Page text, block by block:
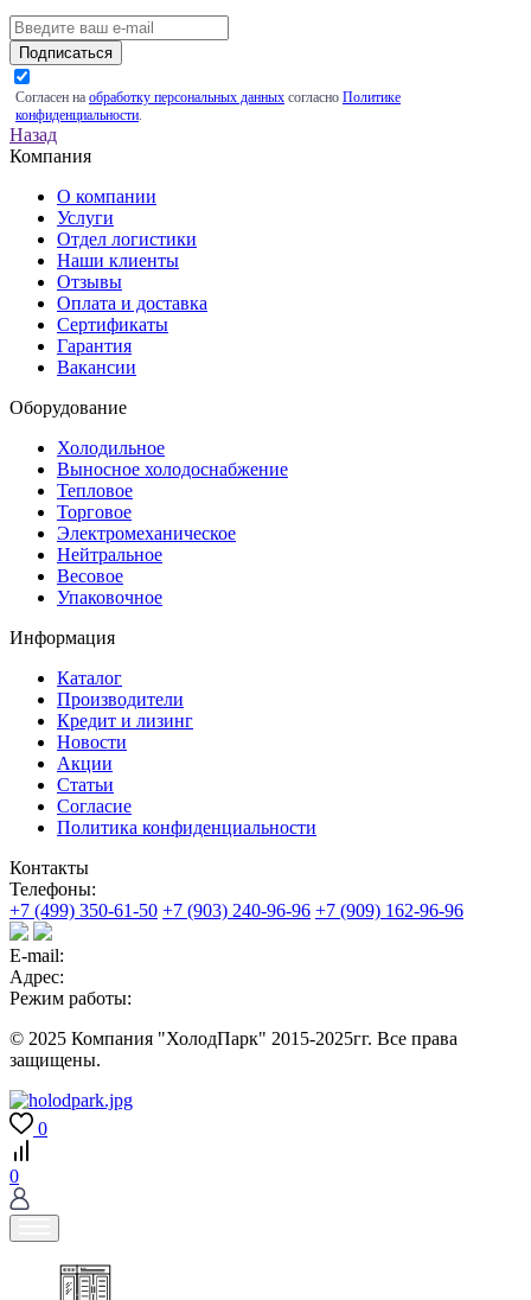
Подписаться
Согласен на обработку персональных данных согласно Политике
конфиденциальности.
Назад
Компания
О компании
Услуги
Отдел логистики
Наши клиенты
Отзывы
Оплата и доставка
Сертификаты
Гарантия
Вакансии
Оборудование
Холодильное
Выносное холодоснабжение
Тепловое
Торговое
Электромеханическое
Нейтральное
Весовое
Упаковочное
Информация
Каталог
Производители
Кредит и лизинг
Новости
Акции
Статьи
Согласие
Политика конфиденциальности
Контакты
Телефоны:
+7 (499) 350-61-50 +7 (903) 240-96-96 +7 (909) 162-96-96
E-mail:
Адрес:
Режим работы:
© 2025 Компания "ХолодПарк" 2015-2025гг. Все права
защищены.
0
0